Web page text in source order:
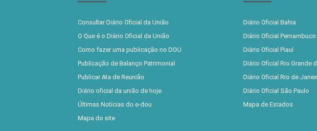
Consultar Diário Oficial da União
O Que é o Diário Oficial da União
Como fazer uma publicação no DOU
Publicação de Balanço Patrimonial
Publicar Ata de Reunião
Diário oficial da união de hoje
Últimas Notícias do e-dou
Mapa do site
Diário Oficial Bahia
Diário Oficial Pernambuco
Diário Oficial Piauí
Diário Oficial Rio Grande
Diário Oficial Rio de
Diário Oficial São Paulo
Mapa de Estados